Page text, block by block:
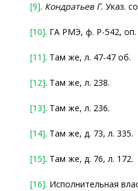
[9]. Кондратьев Г. Указ.
[10]. ГА РМЭ, ф. Р-542, оп.
[11]. Там же, л. 47-47 об.
[12]. Там же, л. 238.
[13]. Там же, л. 236.
[14]. Там же, д. 73, л. 335.
[15]. Там же, д. 76, л. 172.
[16]. Исполнительная